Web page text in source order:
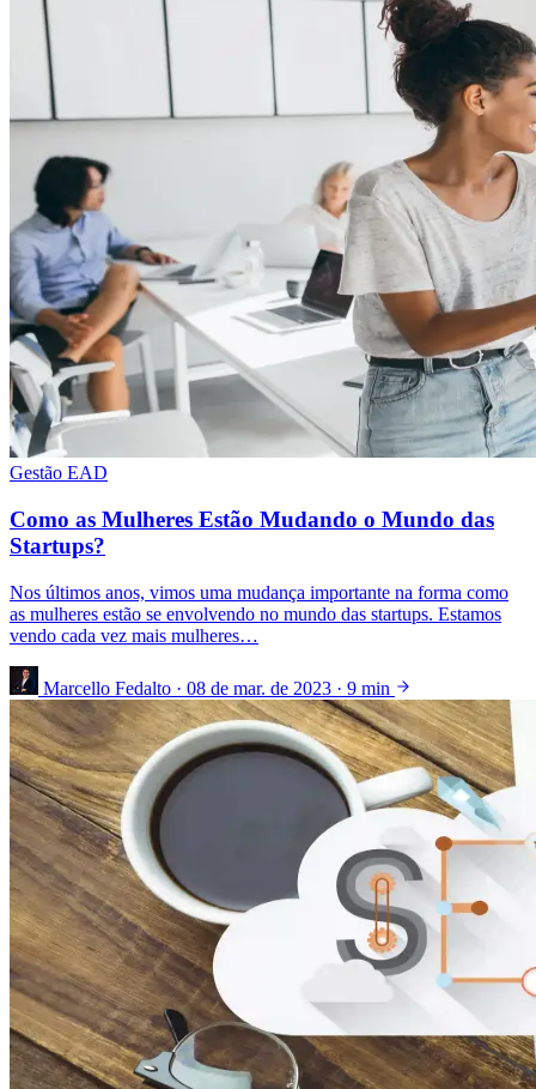
Gestão EAD
Como as Mulheres Estão Mudando o Mundo das
Startups?
Nos últimos anos, vimos uma mudança importante na forma como
as mulheres estão se envolvendo no mundo das startups. Estamos
vendo cada vez mais mulheres…
Marcello Fedalto · 08 de mar. de 2023 · 9 min